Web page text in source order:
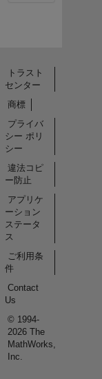
トラスト
センター
商標
プライバ
シー ポリ
シー
違法コピ
ー防止
アプリケ
ーション
ステータ
ス
ご利用条
件
Contact
Us
© 1994-
2026 The
MathWorks,
Inc.